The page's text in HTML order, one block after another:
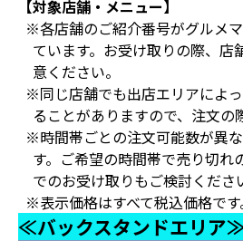
【対象店舗・メニュー】
※各店舗のご紹介番号がグルメ
ています。お受け取りの際、店
意ください。
※同じ店舗でも出店エリアによ
ることがありますので、注文の
※時間帯ごとの注文可能数が異
す。ご希望の時間帯で売り切れ
でのお受け取りもご検討くださ
※表示価格はすべて税込価格です
≪バックスタンドエリア